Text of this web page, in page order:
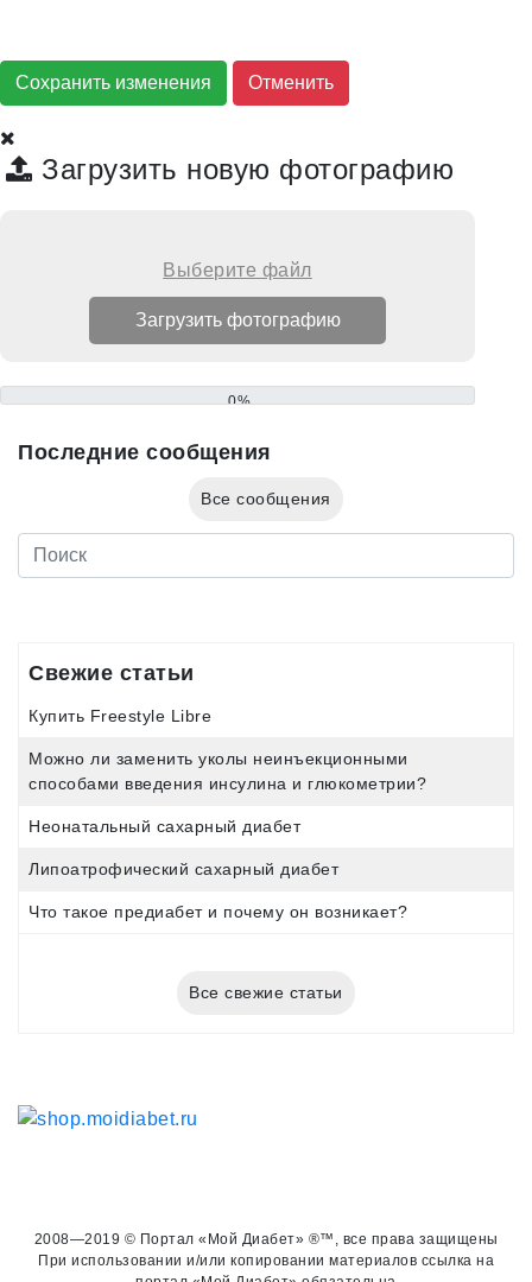
Сохранить изменения
Загрузить новую фотографию
Выберите файл
0%
Последние сообщения
Все сообщения
Свежие статьи
Купить Freestyle Libre
Можно ли заменить уколы неинъекционными
способами введения инсулина и глюкометрии?
Неонатальный сахарный диабет
Липоатрофический сахарный диабет
Что такое предиабет и почему он возникает?
Все свежие статьи
2008—2019 © Портал «Мой Диабет» ®™, все права защищены
При использовании и/или копировании материалов ссылка на